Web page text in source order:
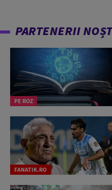
PARTENERII
PE ROZ
FANATIK.RO